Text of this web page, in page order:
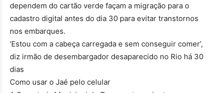
dependem do cartão verde façam a migração para o
cadastro digital antes do dia 30 para evitar transtornos
nos embarques.
‘Estou com a cabeça carregada e sem conseguir comer’,
diz irmão de desembargador desaparecido no Rio há 30
dias
Como usar o Jaé pelo celular